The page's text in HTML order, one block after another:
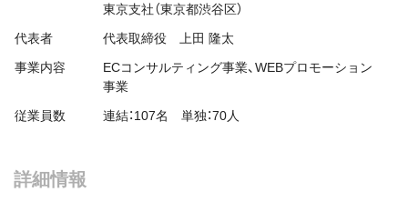
東京支社（東京都渋谷区）
代表者
代表取締役 上田 隆太
事業内容
ECコンサルティング事業、WEBプロモーション
事業
従業員数
連結：107名 単独：70人
詳細情報